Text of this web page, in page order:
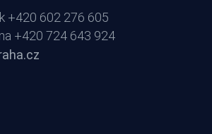
+420 602 276 605
+420 724 643 924